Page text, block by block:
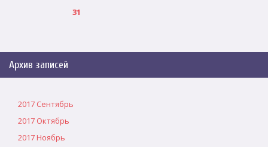
31
Архив записей
2017 Сентябрь
2017 Октябрь
2017 Ноябрь